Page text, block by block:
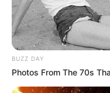
BUZZ DAY
Photos From The 70s